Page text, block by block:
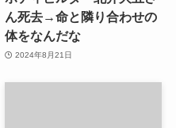
ん死去→命と隣り合わせの
体をなんだな
2024年8月21日